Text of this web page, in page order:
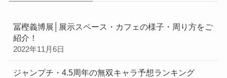
冨樫義博展│展示スペース・カフェの様子・周り方をご
紹介！
2022年11月6日
ジャンプチ・4.5周年の無双キャラ予想ランキング